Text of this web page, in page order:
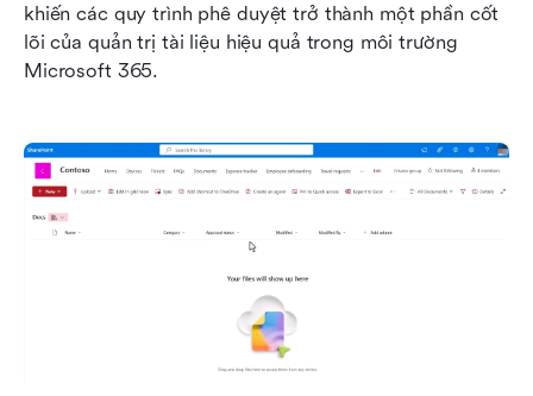
khiến các quy trình phê duyệt trở thành một phần cốt
lõi của quản trị tài liệu hiệu quả trong môi trường
Microsoft 365.